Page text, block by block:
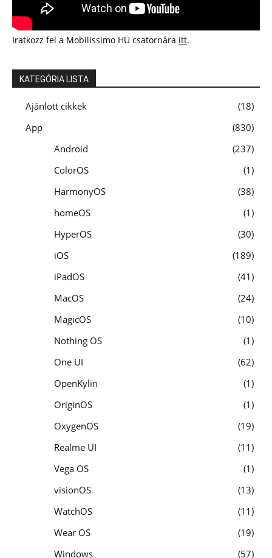
Iratkozz fel a Mobilissimo HU csatornára itt.
KATEGÓRIA LISTA
Ajánlott cikkek
18
App
830
Android
237
ColorOS
1
HarmonyOS
38
homeOS
1
HyperOS
30
iOS
189
iPadOS
41
MacOS
24
MagicOS
10
Nothing OS
1
One UI
62
OpenKylin
1
OriginOS
1
OxygenOS
19
Realme UI
11
Vega OS
1
visionOS
13
WatchOS
11
Wear OS
19
Windows
57